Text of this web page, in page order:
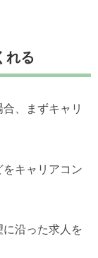
れる
、まずキャリ
キャリアコン
沿った求人を